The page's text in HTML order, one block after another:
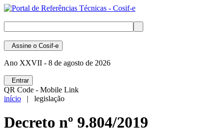
Assine o Cosif-e
Ano XXVII - 8 de agosto de 2026
Entrar
QR Code - Mobile Link
início | legislação
Decreto nº 9.804/2019